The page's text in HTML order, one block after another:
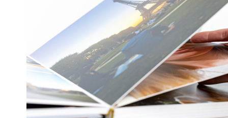
20х30
30х40
А4
Фото
в
рамке
10х10
10×15
13×18
15×15
15×20